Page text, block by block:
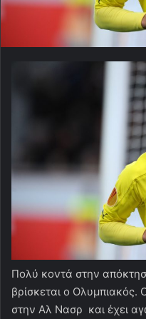
Πολύ κοντά στην
βρίσκεται ο Ολυμπιακός.
στην Αλ Νασρ και έχει